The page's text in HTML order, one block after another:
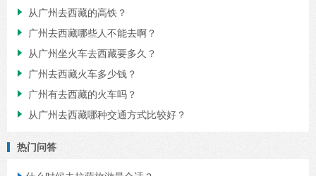
 从广州去西藏的高铁？
 广州去西藏哪些人不能去啊？
 从广州坐火车去西藏要多久？
 广州去西藏火车多少钱？
 广州有去西藏的火车吗？
 从广州去西藏哪种交通方式比较好？
热门问答